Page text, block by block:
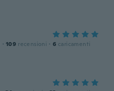
· 109 recensioni · 6 caricamenti